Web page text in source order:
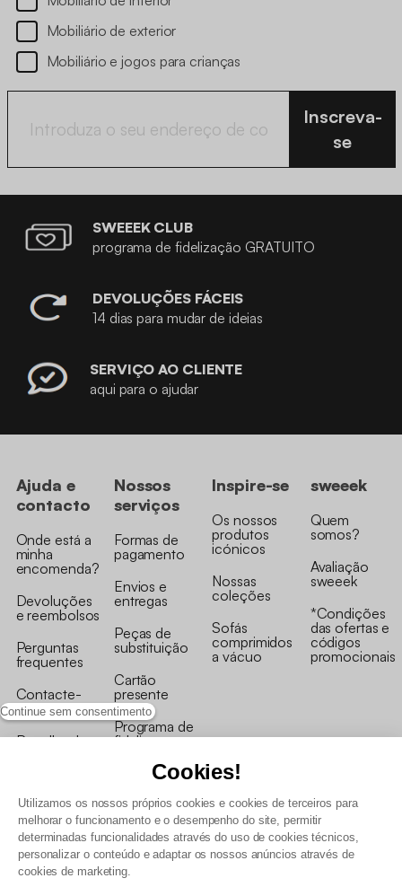
Continue sem consentimento
Cookies!
Utilizamos os nossos próprios cookies e cookies de terceiros para
melhorar o funcionamento e o desempenho do site, permitir
determinadas funcionalidades através do uso de cookies técnicos,
personalizar o conteúdo e adaptar os nossos anúncios através de
cookies de marketing.
Mobiliário de exterior
Mobiliário e jogos para crianças
Inscreva-
se
SWEEEK CLUB
programa de fidelização GRATUITO
DEVOLUÇÕES FÁCEIS
14 dias para mudar de ideias
SERVIÇO AO CLIENTE
aqui para o ajudar
Ajuda e
contacto
Onde está a
minha
encomenda?
Devoluções
e reembolsos
Perguntas
frequentes
Contacte-
nos
Recolha de
Nossos
serviços
Formas de
pagamento
Envios e
entregas
Peças de
substituição
Cartão
presente
Programa de
fidelizaçao
Inspire-se
Os nossos
produtos
icónicos
Nossas
coleções
Sofás
comprimidos
a vácuo
sweeek
Quem
somos?
Avaliação
sweeek
*Condições
das ofertas e
códigos
promocionais
Termos e Condições Gerais de Venda e Aviso Legal